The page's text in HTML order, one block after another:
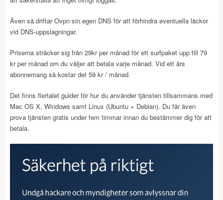
Även så driftar Ovpn sin egen DNS för att förhindra eventuella läckor
vid DNS-uppslagningar.
Priserna sträcker sig från 29kr per månad för ett surfpaket upp till 79
kr per månad om du väljer att betala varje månad. Vid ett års
abonnemang så kostar det 59 kr / månad.
Det finns flertalet guider för hur du använder tjänsten tillsammans med
Mac OS X, Windows samt Linux (Ubuntu + Debian). Du får även
prova tjänsten gratis under fem timmar innan du bestämmer dig för att
betala.